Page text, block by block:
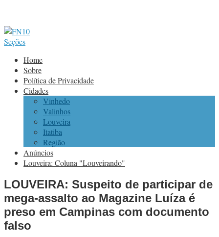
Seções
Home
Sobre
Política de Privacidade
Cidades
Vinhedo
Valinhos
Louveira
Itatiba
Região
Anúncios
Louveira: Coluna "Louveirando"
LOUVEIRA: Suspeito de participar de
mega-assalto ao Magazine Luíza é
preso em Campinas com documento
falso